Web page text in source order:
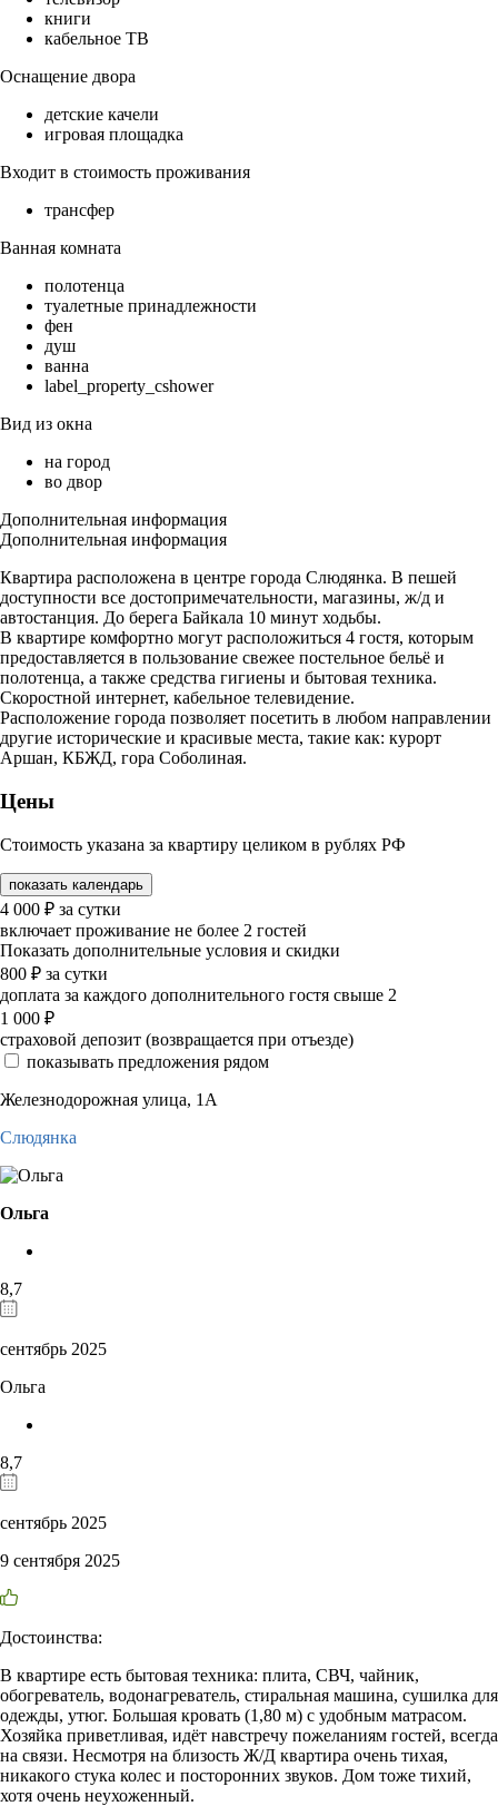
книги
кабельное ТВ
Оснащение двора
детские качели
игровая площадка
Входит в стоимость проживания
трансфер
Ванная комната
полотенца
туалетные принадлежности
фен
душ
ванна
label_property_cshower
Вид из окна
на город
во двор
Дополнительная информация
Дополнительная информация
Квартира расположена в центре города Слюдянка. В пешей
доступности все достопримечательности, магазины, ж/д и
автостанция. До берега Байкала 10 минут ходьбы.
В квартире комфортно могут расположиться 4 гостя, которым
предоставляется в пользование свежее постельное бельё и
полотенца, а также средства гигиены и бытовая техника.
Скоростной интернет, кабельное телевидение.
Расположение города позволяет посетить в любом направлении
другие исторические и красивые места, такие как: курорт
Аршан, КБЖД, гора Соболиная.
Цены
Стоимость указана за квартиру целиком в рублях РФ
показать календарь
4 000 ₽ за сутки
включает проживание не более 2 гостей
Показать дополнительные условия и скидки
800 ₽ за сутки
доплата за каждого дополнительного гостя свыше 2
1 000 ₽
страховой депозит (возвращается при отъезде)
показывать предложения рядом
Железнодорожная улица, 1А
Слюдянка
Ольга
8,7
сентябрь 2025
Ольга
8,7
сентябрь 2025
9 сентября 2025
Достоинства:
В квартире есть бытовая техника: плита, СВЧ, чайник,
обогреватель, водонагреватель, стиральная машина, сушилка для
одежды, утюг. Большая кровать (1,80 м) с удобным матрасом.
Хозяйка приветливая, идёт навстречу пожеланиям гостей, всегда
на связи. Несмотря на близость Ж/Д квартира очень тихая,
никакого стука колес и посторонних звуков. Дом тоже тихий,
хотя очень неухоженный.